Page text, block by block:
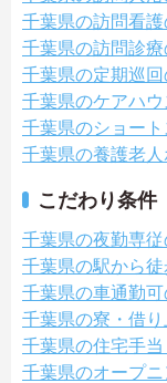
千葉県の訪問看護
千葉県の訪問診療
千葉県の定期巡回
千葉県のケアハ
千葉県のショー
千葉県の養護老
こだわり条件
千葉県の夜勤専
千葉県の駅から
千葉県の車通勤
千葉県の寮・借
千葉県の住宅手
千葉県のオープ